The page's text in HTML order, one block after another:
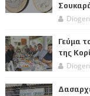
Γεύμα
της